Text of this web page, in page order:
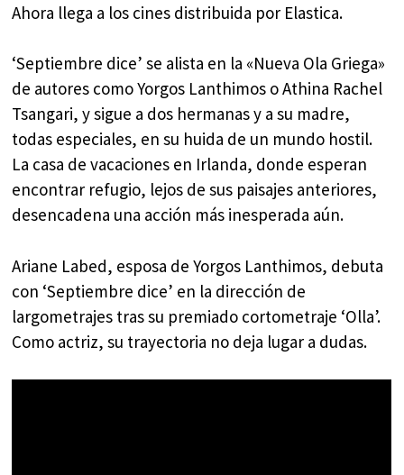
Ahora llega a los cines distribuida por Elastica.
‘Septiembre dice’ se alista en la «Nueva Ola Griega»
de autores como Yorgos Lanthimos o Athina Rachel
Tsangari, y sigue a dos hermanas y a su madre,
todas especiales, en su huida de un mundo hostil.
La casa de vacaciones en Irlanda, donde esperan
encontrar refugio, lejos de sus paisajes anteriores,
desencadena una acción más inesperada aún.
Ariane Labed, esposa de Yorgos Lanthimos, debuta
con ‘Septiembre dice’ en la dirección de
largometrajes tras su premiado cortometraje ‘Olla’.
Como actriz, su trayectoria no deja lugar a dudas.